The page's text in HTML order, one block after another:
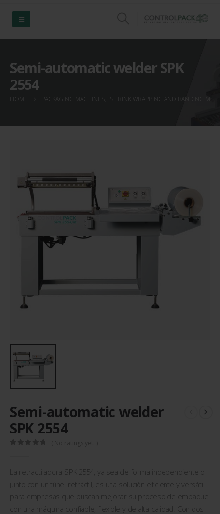
Semi-automatic welder SPK
2554
HOME PACKAGING MACHINES SHRINK WRAPPING AND BANDING
Semi-automatic welder
SPK 2554
La retractiladora SPK 2554, ya sea de forma independiente o
junto con un túnel retráctil, es una solución eficiente y versátil
para empresas que buscan mejorar su proceso de empaque
con una máquina confiable, flexible y de alta calidad. Con dos